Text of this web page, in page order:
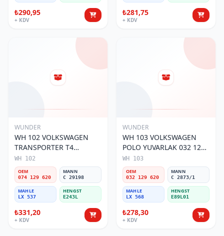
₺290,95
+ KDV
₺281,75
+ KDV
WUNDER
WH 102 VOLKSWAGEN
TRANSPORTER T4
(SÜNGERSiZ) 074 129 620
Hava Filtresi
WH 102
OEM
074 129 620
MANN
C 29198
MAHLE
LX 537
HENGST
E243L
₺331,20
+ KDV
WUNDER
WH 103 VOLKSWAGEN
POLO YUVARLAK 032 129
620 Hava Filtresi
WH 103
OEM
032 129 620
MANN
C 2873/1
MAHLE
LX 568
HENGST
E89L01
₺278,30
+ KDV